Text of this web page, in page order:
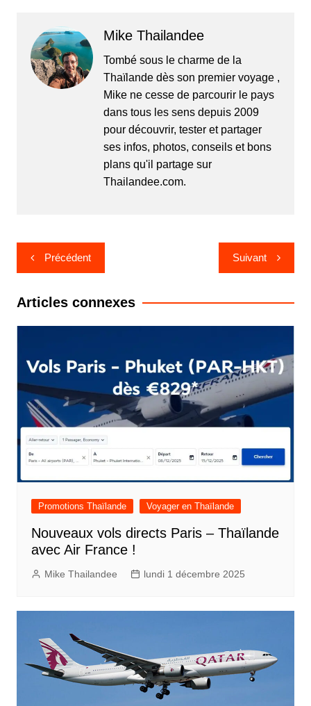
Mike Thailandee
Tombé sous le charme de la
Thaïlande dès son premier voyage ,
Mike ne cesse de parcourir le pays
dans tous les sens depuis 2009
pour découvrir, tester et partager
ses infos, photos, conseils et bons
plans qu'il partage sur
Thailandee.com.
Navigation
de
l’article
Précédent Suivant
Articles connexes
Promotions Thaïlande Voyager en Thaïlande
Nouveaux vols directs Paris – Thaïlande
avec Air France !
Mike Thailandee lundi 1 décembre 2025